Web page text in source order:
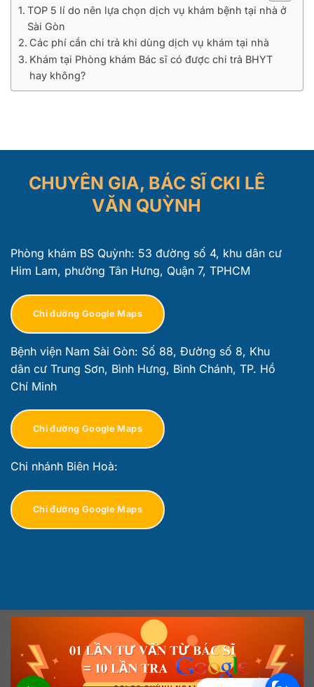
TOP 5 lí do nên lựa chọn dịch vụ khám bệnh tại nhà ở
Sài Gòn
Các phí cần chi trả khi dùng dịch vụ khám tại nhà
Khám tại Phòng khám Bác sĩ có được chi trả BHYT
hay không?
CHUYÊN GIA, BÁC SĨ CKI LÊ
VĂN QUỲNH
Phòng khám BS Quỳnh: 53 đường số 4, khu dân cư
Him Lam, phường Tân Hưng, Quận 7, TPHCM
Chỉ đường Google Maps
Bệnh viện Nam Sài Gòn: Số 88, Đường số 8, Khu
dân cư Trung Sơn, Bình Hưng, Bình Chánh, TP. Hồ
Chí Minh
Chỉ đường Google Maps
Chi nhánh Biên Hoà:
Chỉ đường Google Maps